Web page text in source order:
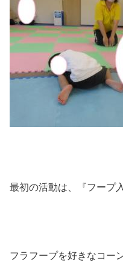
最初の活動は、『フープ
フラフープを好きなコー